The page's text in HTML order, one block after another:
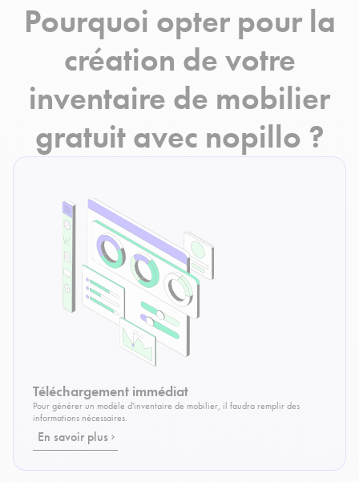
Pourquoi opter pour la
création de votre
inventaire de mobilier
gratuit avec nopillo ?
Téléchargement immédiat
Pour générer un modèle d'inventaire de mobilier, il faudra remplir des
informations nécessaires.
En savoir plus